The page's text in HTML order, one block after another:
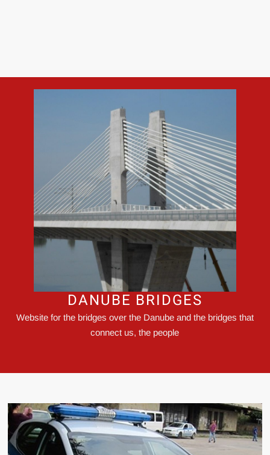
DANUBE BRIDGES
Website for the bridges over the Danube and the bridges that
connect us, the people